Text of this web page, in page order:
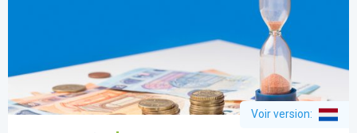
Voir version: